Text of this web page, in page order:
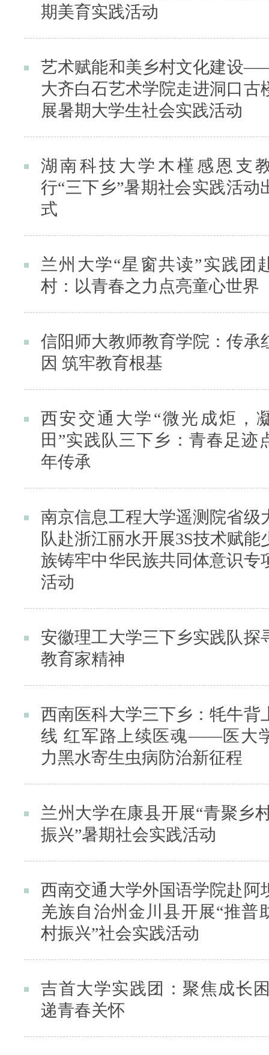
期美育实践活动
艺术赋能和美乡村文化建设
大齐白石艺术学院走进洞口古
展暑期大学生社会实践活动
湖南科技大学木槿感恩支
行“三下乡”暑期社会实践活动
式
兰州大学“星窗共读”实践团
村：以青春之力点亮童心世界
信阳师大教师教育学院：传承
因 筑牢教育根基
西安交通大学“微光成炬，
田”实践队三下乡：青春足迹
年传承
南京信息工程大学遥测院省级
队赴浙江丽水开展3S技术赋能
族铸牢中华民族共同体意识专
活动
安徽理工大学三下乡实践队探
教育家精神
西南医科大学三下乡：牦牛背
线 红军路上续医魂——医大
力黑水寄生虫病防治新征程
兰州大学在康县开展“青聚乡
振兴”暑期社会实践活动
西南交通大学外国语学院赴阿
羌族自治州金川县开展“推普
村振兴”社会实践活动
吉首大学实践团：聚焦成长
递青春关怀